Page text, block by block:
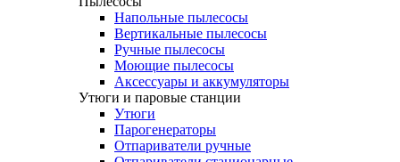
Напольные пылесосы
Вертикальные пылесосы
Ручные пылесосы
Моющие пылесосы
Аксессуары и аккумуляторы
Утюги и паровые станции
Утюги
Парогенераторы
Отпариватели ручные